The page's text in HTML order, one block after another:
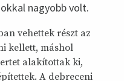
nagyobb volt.
vehettek részt az
kellett, máshol
alakítottak ki,
A debreceni